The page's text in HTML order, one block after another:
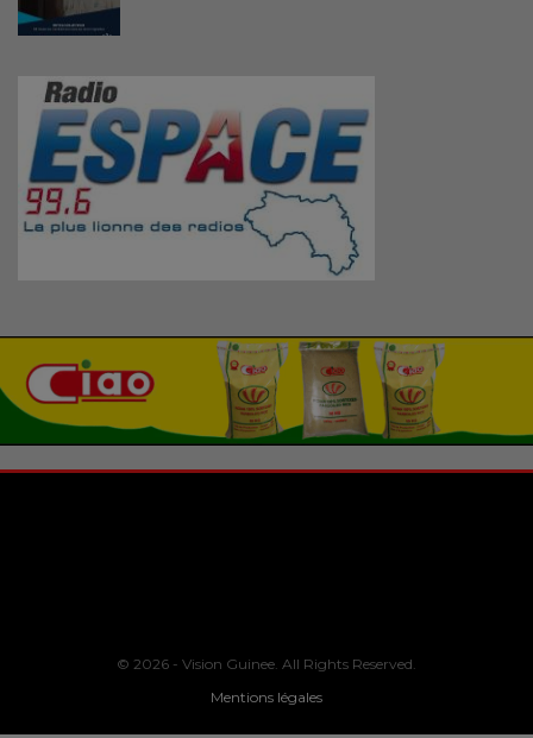
© 2026 - Vision Guinee. All Rights Reserved.
Mentions légales